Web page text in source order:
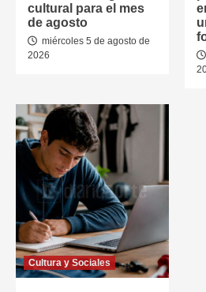
cultural para el mes
de agosto
miércoles 5 de agosto de
2026
Cultura y Sociales